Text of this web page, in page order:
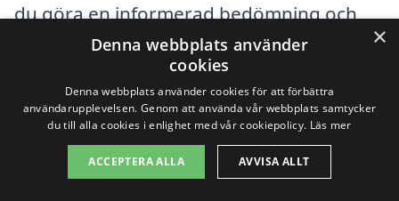
du göra en informerad bedömning och
välja rätt system som passar både dina
behov och din budget. Tveka inte att
kontakta olika företag för att få mer
information och jämföra priser på luft luft
värmepump i Strömsnäsbruk, så att du
×
Denna webbplats använder
cookies
Denna webbplats använder cookies för att förbättra
användarupplevelsen. Genom att använda vår webbplats samtycker
du till alla cookies i enlighet med vår cookiepolicy. Läs mer
ACCEPTERA ALLA AVVISA ALLT